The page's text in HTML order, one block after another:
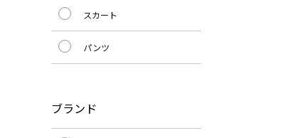
スカート
パンツ
ブランド